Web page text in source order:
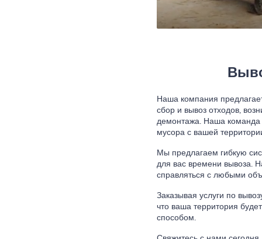
Наша компания
сбор и вывоз отходов,
демонтажа. Наша команда
мусора с вашей
Мы предлагаем гибкую
для вас времени вывоза.
справляться с любыми
Заказывая услуги по
что ваша территория
способом.